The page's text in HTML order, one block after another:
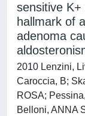
sensitive
hallmark of
adenoma
2010 Lenzini,
Caroccia, B;
ROSA;
Belloni, ANNA